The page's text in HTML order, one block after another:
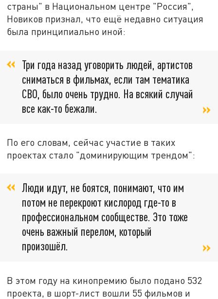
страны" в Национальном центре "Россия",
Новиков признал, что ещё недавно ситуация
была принципиально иной:
Три года назад уговорить людей, артистов
сниматься в фильмах, если там тематика
СВО, было очень трудно. На всякий случай
все как-то бежали.
По его словам, сейчас участие в таких
проектах стало "доминирующим трендом":
Люди идут, не боятся, понимают, что им
потом не перекроют кислород где-то в
профессиональном сообществе. Это тоже
очень важный перелом, который
произошёл.
В этом году на кинопремию было подано 532
проекта, в шорт-лист вошли 55 фильмов и